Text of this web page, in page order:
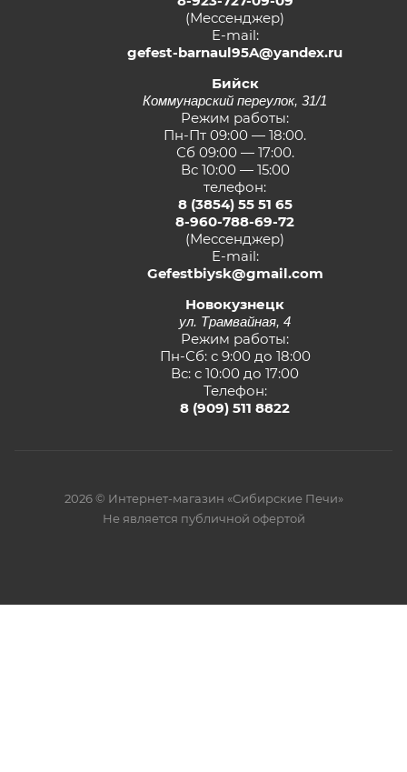
(Мессенджер)
E-mail:
gefest-barnaul95A@yandex.ru
Бийск
Коммунарский переулок, 31/1
Режим работы:
Пн-Пт 09:00 — 18:00.
Сб 09:00 — 17:00.
Вс 10:00 — 15:00
телефон:
8 (3854) 55 51 65
8-960-788-69-72
(Мессенджер)
E-mail:
Gefestbiysk@gmail.com
Новокузнецк
ул. Трамвайная, 4
Режим работы:
Пн-Сб: с 9:00 до 18:00
Вс: с 10:00 до 17:00
Телефон:
8 (909) 511 8822
2026 © Интернет-магазин «Сибирские Печи»
Не является публичной офертой